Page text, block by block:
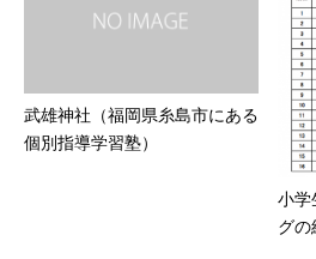
武雄神社（福岡県糸島市にある
個別指導学習塾）
小学
グの